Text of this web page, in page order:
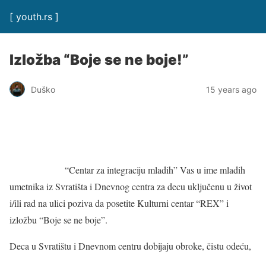
[ youth.rs ]
Izložba “Boje se ne boje!”
Duško 15 years ago
“Centar za integraciju mladih” Vas u ime mladih
umetnika iz Svratišta i Dnevnog centra za decu uključenu u život
i/ili rad na ulici poziva da posetite Kulturni centar “REX” i
izložbu “Boje se ne boje”.
Deca u Svratištu i Dnevnom centru dobijaju obroke, čistu odeću,